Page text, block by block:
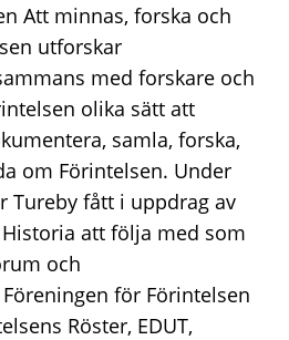
Att minnas, forska och
utforskar
med forskare och
olika sätt att
samla, forska,
om Förintelsen. Under
Tureby fått i uppdrag av
att följa med som
och
för Förintelsen
Röster, EDUT,